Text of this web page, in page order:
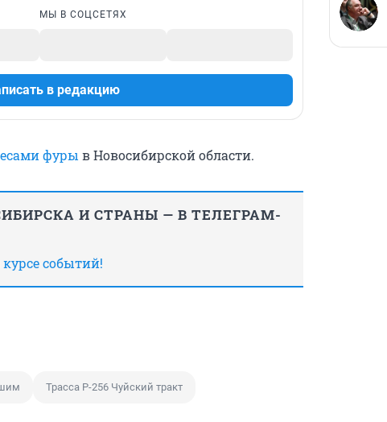
МЫ В СОЦСЕТЯХ
в редакцию
фуры в Новосибирской области.
И СТРАНЫ — В ТЕЛЕГРАМ-
событий!
Трасса Р-256 Чуйский тракт